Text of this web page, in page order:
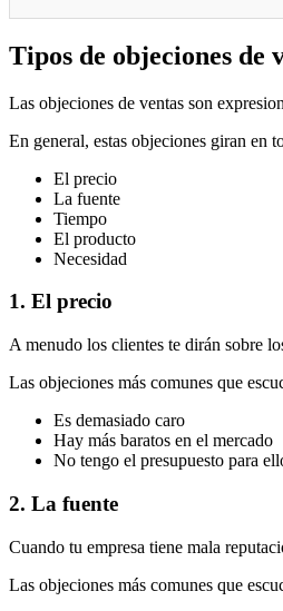
Tipos de objeciones de
Las objeciones de ventas son
En general, estas objeciones giran en
El precio
La fuente
Tiempo
El producto
Necesidad
1. El precio
A menudo los clientes te dirán sobre
Las objeciones más comunes que
Es demasiado caro
Hay más baratos en el mercado
No tengo el presupuesto para
2. La fuente
Cuando tu empresa tiene mala
Las objeciones más comunes que